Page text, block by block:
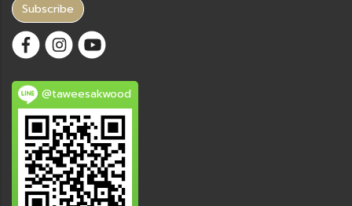
Subscribe
@taweesakwood